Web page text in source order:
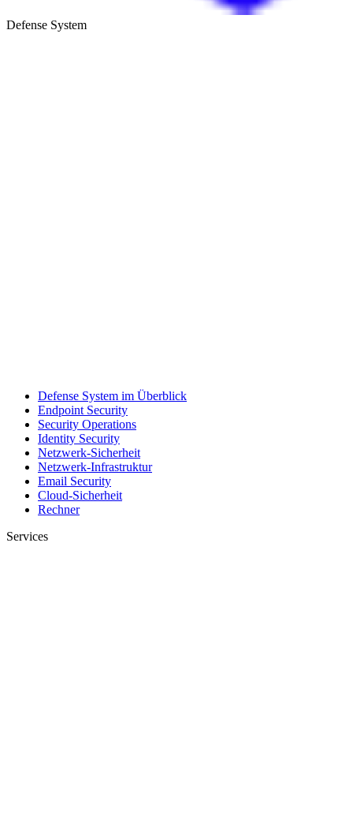
Defense System
Defense System im Überblick
Endpoint Security
Security Operations
Identity Security
Netzwerk-Sicherheit
Netzwerk-Infrastruktur
Email Security
Cloud-Sicherheit
Rechner
Services